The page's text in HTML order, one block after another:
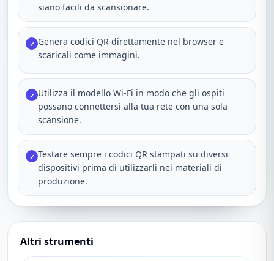
siano facili da scansionare.
✓ Genera codici QR direttamente nel browser e
scaricali come immagini.
✓ Utilizza il modello Wi‑Fi in modo che gli ospiti
possano connettersi alla tua rete con una sola
scansione.
✓ Testare sempre i codici QR stampati su diversi
dispositivi prima di utilizzarli nei materiali di
produzione.
Altri strumenti